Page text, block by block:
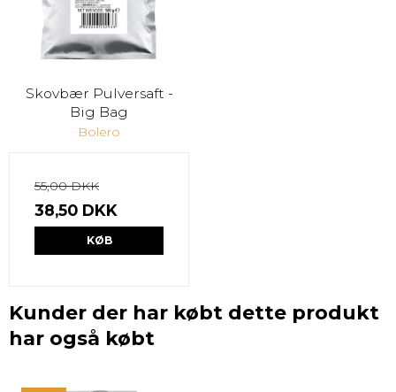
Skovbær Pulversaft -
Big Bag
Bolero
55,00 DKK
38,50 DKK
KØB
Kunder der har købt dette produkt
har også købt